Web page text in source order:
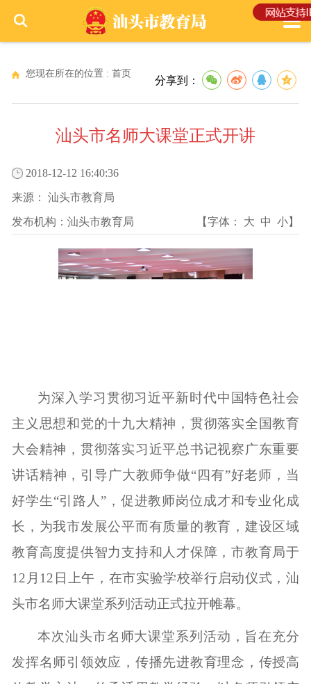
您现在所在的位置 : 首页
分享到：
汕头市名师大课堂正式开讲
2018-12-12 16:40:36
来源： 汕头市教育局
发布机构： 汕头市教育局 【字体： 大 中 小】
为深入学习贯彻习近平新时代中国特色社会
主义思想和党的十九大精神，贯彻落实全国教育
大会精神，贯彻落实习近平总书记视察广东重要
讲话精神，引导广大教师争做“四有”好老师，当
好学生“引路人”，促进教师岗位成才和专业化成
长，为我市发展公平而有质量的教育，建设区域
教育高度提供智力支持和人才保障，市教育局于
12 月 12 日上午，在市实验学校举行启动仪式，汕
头市名师大课堂系列活动正式拉开帷幕。
本次汕头市名师大课堂系列活动，旨在充分
发挥名师引领效应，传播先进教育理念，传授高